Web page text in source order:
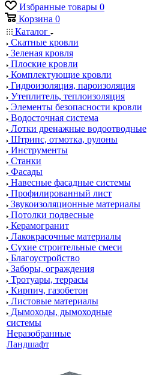
Избранные товары 0
Корзина 0
Каталог
Скатные кровли
Зеленая кровля
Плоские кровли
Комплектующие кровли
Гидроизоляция, пароизоляция
Утеплитель, теплоизоляция
Элементы безопасности кровли
Водосточная система
Лотки дренажные водоотводные
Штрипс, отмотка, рулоны
Инструменты
Станки
Фасады
Навесные фасадные системы
Профилированный лист
Звукоизоляционные материалы
Потолки подвесные
Керамогранит
Лакокрасочные материалы
Сухие строительные смеси
Благоустройство
Заборы, ограждения
Тротуары, террасы
Кирпич, газобетон
Листовые материалы
Дымоходы, дымоходные
системы
Неразобранные
Ландшафт